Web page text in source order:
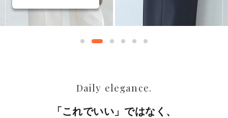
Daily elegance.
「これでいい」ではなく、